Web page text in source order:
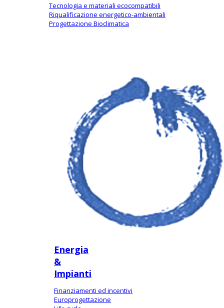
Tecnologia e materiali ecocompatibili
Riqualificazione energetico-ambientali
Progettazione Bioclimatica
Energia
&
Impianti
Finanziamenti ed incentivi
Europrogettazione